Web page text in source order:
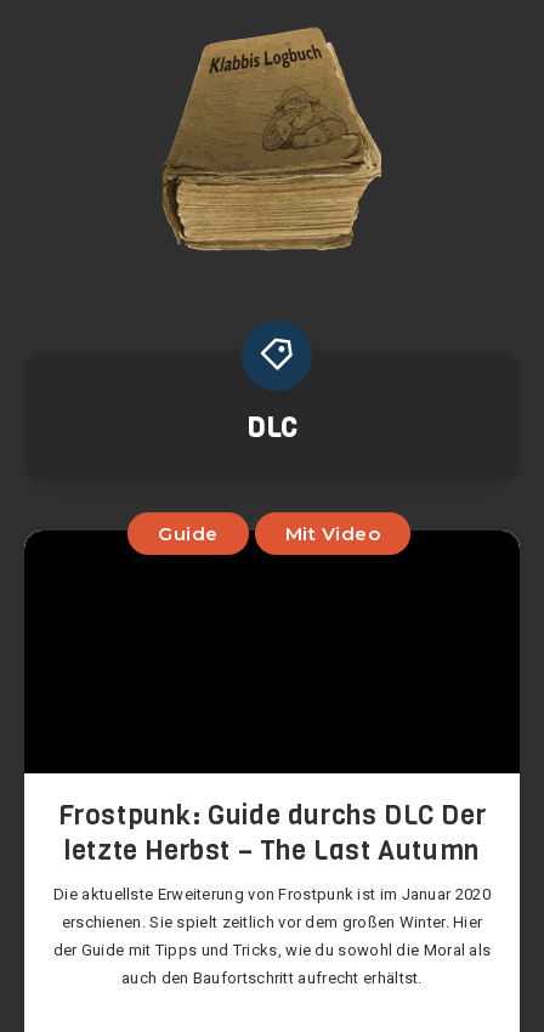
DLC
Guide Mit Video
Frostpunk: Guide durchs DLC Der
letzte Herbst – The Last Autumn
Die aktuellste Erweiterung von Frostpunk ist im Januar 2020
erschienen. Sie spielt zeitlich vor dem großen Winter. Hier
der Guide mit Tipps und Tricks, wie du sowohl die Moral als
auch den Baufortschritt aufrecht erhältst.